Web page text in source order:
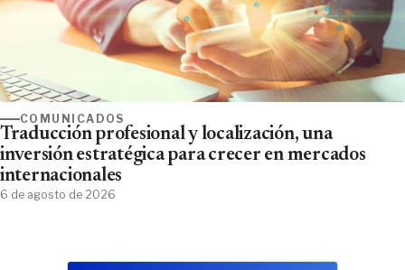
COMUNICADOS
Traducción profesional y localización, una
inversión estratégica para crecer en mercados
internacionales
6 de agosto de 2026